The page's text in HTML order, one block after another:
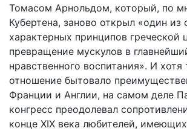
Томасом Арнольдом, который, по
Кубертена, заново открыл «один из
характерных принципов греческой
превращение мускулов в
нравственного воспитания». И хотя
отношение бытовало
Франции и Англии, на самом деле
конгресс преодолевал
конце XIX века любителей,